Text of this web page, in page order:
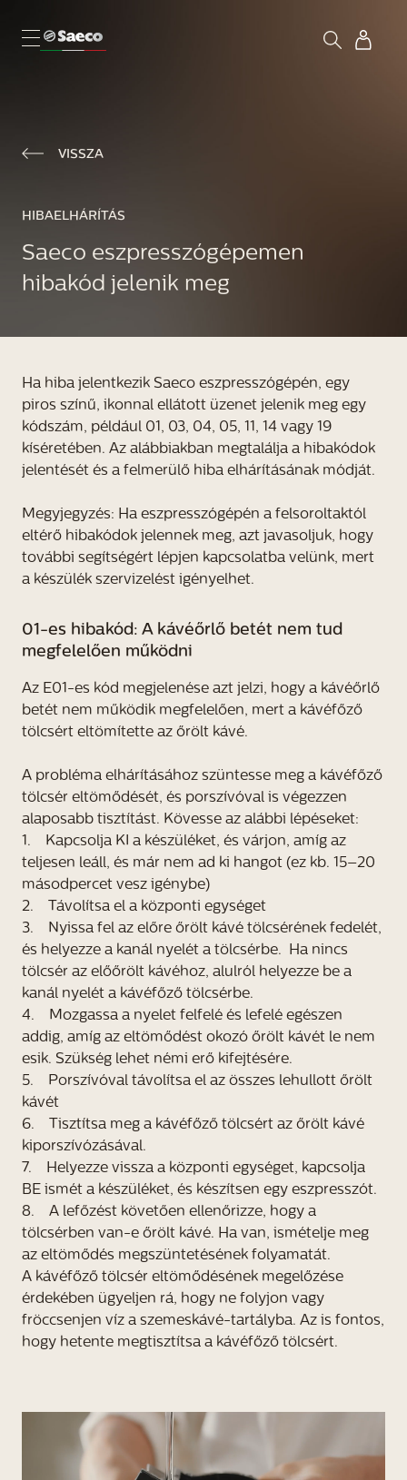
VISSZA
HIBAELHÁRÍTÁS
Saeco eszpresszógépemen
hibakód jelenik meg
Ha hiba jelentkezik Saeco eszpresszógépén, egy
piros színű, ikonnal ellátott üzenet jelenik meg egy
kódszám, például 01, 03, 04, 05, 11, 14 vagy 19
kíséretében. Az alábbiakban megtalálja a hibakódok
jelentését és a felmerülő hiba elhárításának módját.
Megyjegyzés: Ha eszpresszógépén a felsoroltaktól
eltérő hibakódok jelennek meg, azt javasoljuk, hogy
további segítségért lépjen kapcsolatba velünk, mert
a készülék szervizelést igényelhet.
01-es hibakód: A kávéőrlő betét nem tud
megfelelően működni
Az E01-es kód megjelenése azt jelzi, hogy a kávéőrlő
betét nem működik megfelelően, mert a kávéfőző
tölcsért eltömítette az őrölt kávé.
A probléma elhárításához szüntesse meg a kávéfőző
tölcsér eltömődését, és porszívóval is végezzen
alaposabb tisztítást. Kövesse az alábbi lépéseket:
1. Kapcsolja KI a készüléket, és várjon, amíg az
teljesen leáll, és már nem ad ki hangot (ez kb. 15–20
másodpercet vesz igénybe)
2. Távolítsa el a központi egységet
3. Nyissa fel az előre őrölt kávé tölcsérének fedelét,
és helyezze a kanál nyelét a tölcsérbe. Ha nincs
tölcsér az előőrölt kávéhoz, alulról helyezze be a
kanál nyelét a kávéfőző tölcsérbe.
4. Mozgassa a nyelet felfelé és lefelé egészen
addig, amíg az eltömődést okozó őrölt kávét le nem
esik. Szükség lehet némi erő kifejtésére.
5. Porszívóval távolítsa el az összes lehullott őrölt
kávét
6. Tisztítsa meg a kávéfőző tölcsért az őrölt kávé
kiporszívózásával.
7. Helyezze vissza a központi egységet, kapcsolja
BE ismét a készüléket, és készítsen egy eszpresszót.
8. A lefőzést követően ellenőrizze, hogy a
tölcsérben van-e őrölt kávé. Ha van, ismételje meg
az eltömődés megszüntetésének folyamatát.
A kávéfőző tölcsér eltömődésének megelőzése
érdekében ügyeljen rá, hogy ne folyjon vagy
fröccsenjen víz a szemeskávé-tartályba. Az is fontos,
hogy hetente megtisztítsa a kávéfőző tölcsért.